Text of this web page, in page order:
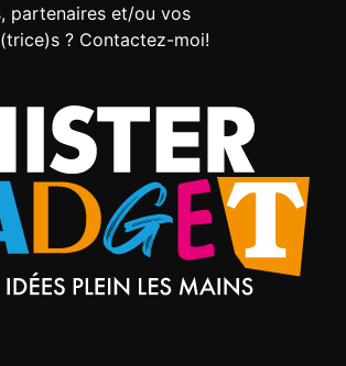
partenaires et/ou vos
? Contactez-moi!